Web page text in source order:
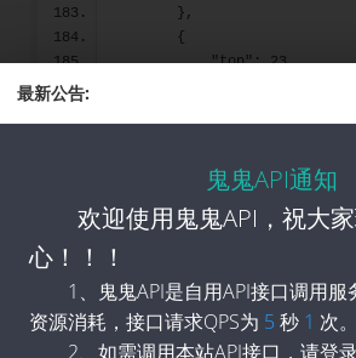
        },
        {
            "top": 23,
"https://www.163.com/
年外卖员猝死”",
            "mobileUrl":
"https://m.163.com/
外卖员猝死”"
        },
        {
            "top": 24,
最新公告:
鬼鬼API通知
欢迎使用鬼鬼API，祝大
心！！！
1、鬼鬼API是自用API接口调用
资源消耗，接口请求QPS为 5 秒 1 次。
2、如需调用本站API接口，请登